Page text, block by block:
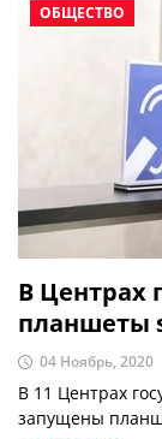
ОБЩЕСТВО
В Центрах
планшеты
04 Ноябрь, 2020
В 11 Центрах
запущены